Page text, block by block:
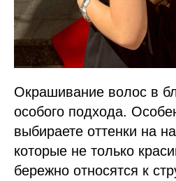
Окрашивание волос в
особого подхода.
выбираете оттенки на
которые не только
бережно относятся к